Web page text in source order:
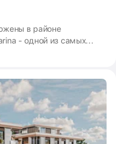
в районе
- одной из самых
там же расположены
международный
центр.